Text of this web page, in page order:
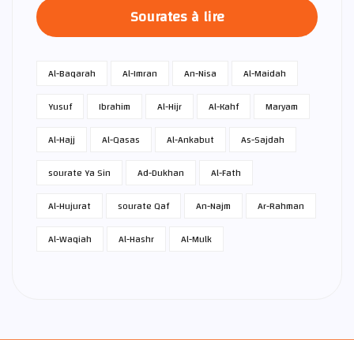
Sourates à lire
Al-Baqarah Al-Imran An-Nisa
Al-Maidah
Yusuf
Ibrahim Al-Hijr Al-Kahf
Maryam
Al-Hajj
Al-Qasas Al-Ankabut
As-Sajdah
sourate Ya Sin
Ad-Dukhan
Al-Fath
Al-Hujurat
sourate Qaf An-Najm
Ar-Rahman
Al-Waqiah
Al-Hashr Al-Mulk